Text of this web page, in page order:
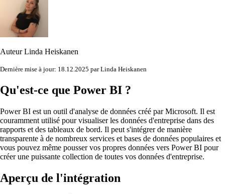
AuteurLinda Heiskanen
Dernière mise à jour: 18.12.2025 par Linda Heiskanen
Qu'est-ce que Power BI ?
Power BI est un outil d'analyse de données créé par Microsoft. Il est
couramment utilisé pour visualiser les données d'entreprise dans des
rapports et des tableaux de bord. Il peut s'intégrer de manière
transparente à de nombreux services et bases de données populaires et
vous pouvez même pousser vos propres données vers Power BI pour
créer une puissante collection de toutes vos données d'entreprise.
Aperçu de l'intégration